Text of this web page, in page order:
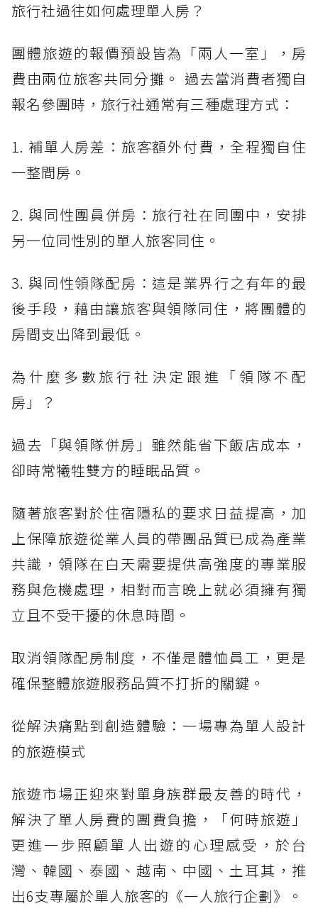
旅行社過往如何處理單人房？
團體旅遊的報價預設皆為「兩人一室」，房
費由兩位旅客共同分攤。 過去當消費者獨自
報名參團時，旅行社通常有三種處理方式：
1. 補單人房差：旅客額外付費，全程獨自住
一整間房。
2. 與同性團員併房：旅行社在同團中，安排
另一位同性別的單人旅客同住。
3. 與同性領隊配房：這是業界行之有年的最
後手段，藉由讓旅客與領隊同住，將團體的
房間支出降到最低。
為什麼多數旅行社決定跟進「領隊不配
房」？
過去「與領隊併房」雖然能省下飯店成本，
卻時常犧牲雙方的睡眠品質。
隨著旅客對於住宿隱私的要求日益提高，加
上保障旅遊從業人員的帶團品質已成為產業
共識，領隊在白天需要提供高強度的專業服
務與危機處理，相對而言晚上就必須擁有獨
立且不受干擾的休息時間。
取消領隊配房制度，不僅是體恤員工，更是
確保整體旅遊服務品質不打折的關鍵。
從解決痛點到創造體驗：一場專為單人設計
的旅遊模式
旅遊市場正迎來對單身族群最友善的時代，
解決了單人房費的團費負擔，「何時旅遊」
更進一步照顧單人出遊的心理感受，於台
灣、韓國、泰國、越南、中國、土耳其，推
出6支專屬於單人旅客的《一人旅行企劃》。